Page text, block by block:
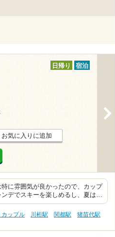
日帰り 宿泊
お気に入りに追加
に雰囲気が良かったので、カップ
デでスキーを楽しめるし、夏は…
カップル 川桁駅 関都駅
猪苗代駅